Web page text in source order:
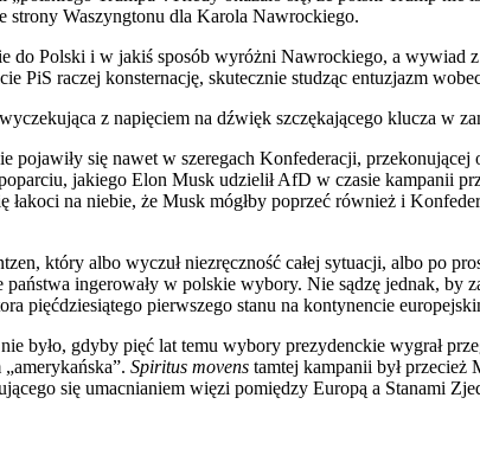
strony Waszyngtonu dla Karola Nawrockiego.
do Polski i w jakiś sposób wyróżni Nawrockiego, a wywiad
PiS raczej konsternację, skutecznie studząc entuzjazm
z napięciem na dźwięk szczękającego klucza w
pojawiły się nawet w szeregach Konfederacji,
jakiego Elon Musk udzielił AfD w czasie kampanii
na niebie, że Musk mógłby poprzeć również i
który albo wyczuł niezręczność całej sytuacji, albo po
ingerowały w polskie wybory. Nie sądzę jednak,
pięćdziesiątego pierwszego stanu na kontynencie
było, gdyby pięć lat temu wybory prezydenckie wygrał
Spiritus movens tamtej kampanii był przecież
się umacnianiem więzi pomiędzy Europą a Stanami